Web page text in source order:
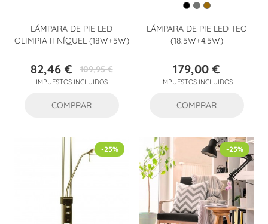
LÁMPARA DE PIE LED
OLIMPIA II NÍQUEL (18W+5W)
Precio
82,46 €Precio
base
109,95 €
IMPUESTOS INCLUIDOS
COMPRAR
LÁMPARA DE PIE LED TEO
(18.5W+4.5W)
Precio
179,00 €
IMPUESTOS INCLUIDOS
COMPRAR
-25% -25%